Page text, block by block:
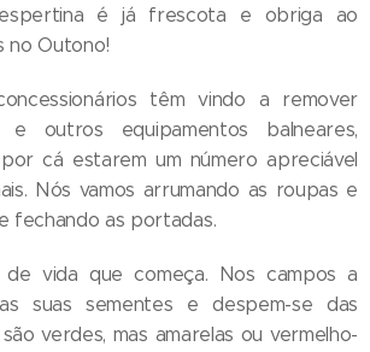
é já frescota e obriga ao
no Outono!
têm vindo a remover
e outros equipamentos balneares,
cá estarem um número apreciável
Nós vamos arrumando as roupas e
fechando as portadas.
vida que começa. Nos campos a
suas sementes e despem-se das
verdes, mas amarelas ou vermelho-